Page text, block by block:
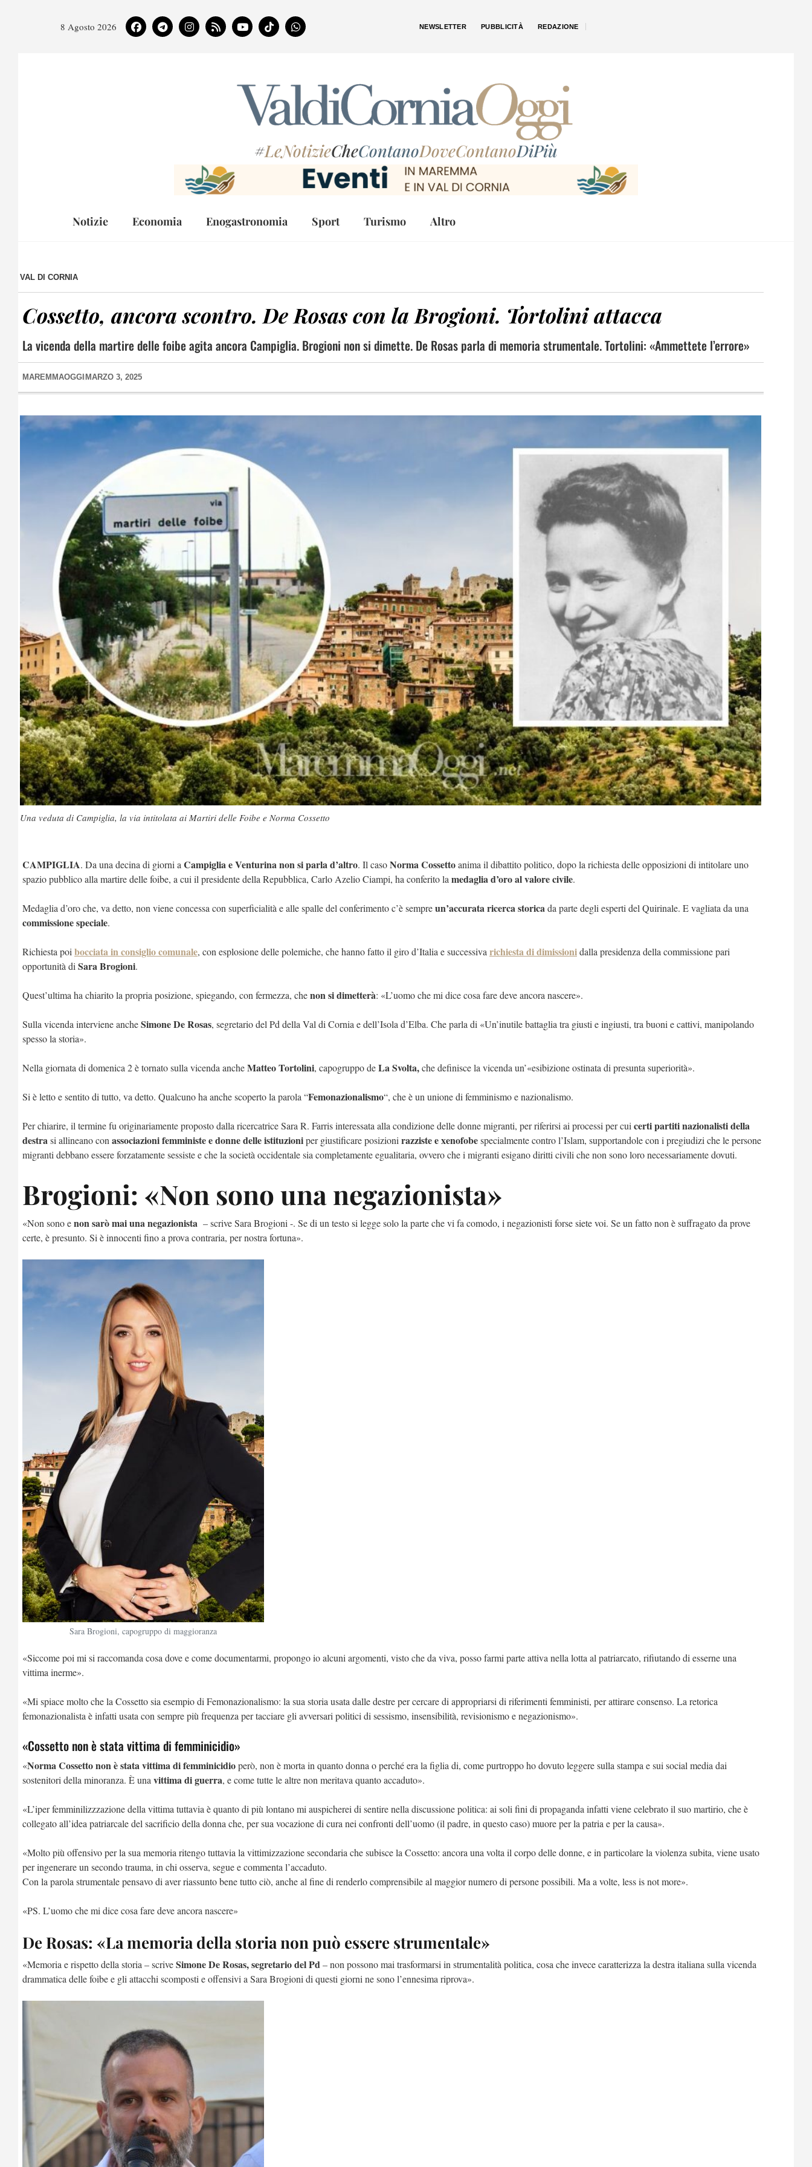
8 Agosto 2026 NEWSLETTER PUBBLICITÀ REDAZIONE
#LeNotizieCheContanoDoveContanoDiPiù
Notizie Economia Enogastronomia Sport Turismo Altro
VAL DI CORNIA
Cossetto, ancora scontro. De Rosas con la Brogioni. Tortolini attacca
La vicenda della martire delle foibe agita ancora Campiglia. Brogioni non si dimette. De Rosas parla di memoria strumentale. Tortolini: «Ammettete l’errore»
MAREMMAOGGI MARZO 3, 2025
Una veduta di Campiglia, la via intitolata ai Martiri delle Foibe e Norma Cossetto
CAMPIGLIA. Da una decina di giorni a Campiglia e Venturina non si parla d’altro. Il casoNorma Cossettoanima il dibattito politico, dopo la richiesta delle opposizioni di intitolare uno
spazio pubblico alla martire delle foibe, a cui il presidente della Repubblica, Carlo Azelio Ciampi, ha conferito la medaglia d’oro al valore civile.
Medaglia d’oro che, va detto, non viene concessa con superficialità e alle spalle del conferimento c’è sempreun’accurata ricerca storicada parte degli esperti del Quirinale. E vagliata da una
commissione speciale.
Richiesta poi bocciata in consiglio comunale, con esplosione delle polemiche, che hanno fatto il giro d’Italia e successiva richiesta di dimissionidalla presidenza della commissione pari
opportunità di Sara Brogioni.
Quest’ultima ha chiarito la propria posizione, spiegando, con fermezza, chenon si dimetterà: «L’uomo che mi dice cosa fare deve ancora nascere».
Sulla vicenda interviene ancheSimone De Rosas, segretario del Pd della Val di Cornia e dell’Isola d’Elba. Che parla di «Un’inutile battaglia tra giusti e ingiusti, tra buoni e cattivi, manipolando
spesso la storia».
Nella giornata di domenica 2 è tornato sulla vicenda ancheMatteo Tortolini, capogruppo deLa Svolta,che definisce la vicenda un’«esibizione ostinata di presunta superiorità».
Si è letto e sentito di tutto, va detto. Qualcuno ha anche scoperto la parola “Femonazionalismo“, che è un unione di femminismo e nazionalismo.
Per chiarire, il termine fu originariamente proposto dalla ricercatrice Sara R. Farris interessata alla condizione delle donne migranti, per riferirsi ai processi per cui certi partiti nazionalisti della
destrasi allineano con associazioni femministe e donne delle istituzioniper giustificare posizioni razziste e xenofobespecialmente contro l’Islam, supportandole con i pregiudizi che le persone
migranti debbano essere forzatamente sessiste e che la società occidentale sia completamente egualitaria, ovvero che i migranti esigano diritti civili che non sono loro necessariamente dovuti.
Brogioni: «Non sono una negazionista»
«Non sono enon sarò mai una negazionista – scrive Sara Brogioni -. Se di un testo si legge solo la parte che vi fa comodo, i negazionisti forse siete voi. Se un fatto non è suffragato da prove
certe, è presunto. Si è innocenti fino a prova contraria, per nostra fortuna».
Sara Brogioni, capogruppo di maggioranza
«Siccome poi mi si raccomanda cosa dove e come documentarmi, propongo io alcuni argomenti, visto che da viva, posso farmi parte attiva nella lotta al patriarcato, rifiutando di esserne una
vittima inerme».
«Mi spiace molto che la Cossetto sia esempio di Femonazionalismo: la sua storia usata dalle destre per cercare di appropriarsi di riferimenti femministi, per attirare consenso. La retorica
femonazionalista è infatti usata con sempre più frequenza per tacciare gli avversari politici di sessismo, insensibilità, revisionismo e negazionismo».
«Cossetto non è stata vittima di femminicidio»
«Norma Cossetto non è stata vittima di femminicidioperò, non è morta in quanto donna o perché era la figlia di, come purtroppo ho dovuto leggere sulla stampa e sui social media dai
sostenitori della minoranza. È una vittima di guerra, e come tutte le altre non meritava quanto accaduto».
«L’iper femminilizzzazione della vittima tuttavia è quanto di più lontano mi auspicherei di sentire nella discussione politica: ai soli fini di propaganda infatti viene celebrato il suo martirio, che è
collegato all’idea patriarcale del sacrificio della donna che, per sua vocazione di cura nei confronti dell’uomo (il padre, in questo caso) muore per la patria e per la causa».
«Molto più offensivo per la sua memoria ritengo tuttavia la vittimizzazione secondaria che subisce la Cossetto: ancora una volta il corpo delle donne, e in particolare la violenza subita, viene usato
per ingenerare un secondo trauma, in chi osserva, segue e commenta l’accaduto.
Con la parola strumentale pensavo di aver riassunto bene tutto ciò, anche al fine di renderlo comprensibile al maggior numero di persone possibili. Ma a volte, less is not more».
«PS. L’uomo che mi dice cosa fare deve ancora nascere»
De Rosas: «La memoria della storia non può essere strumentale»
«Memoria e rispetto della storia – scriveSimone De Rosas, segretario del Pd– non possono mai trasformarsi in strumentalità politica, cosa che invece caratterizza la destra italiana sulla vicenda
drammatica delle foibe e gli attacchi scomposti e offensivi a Sara Brogioni di questi giorni ne sono l’ennesima riprova».